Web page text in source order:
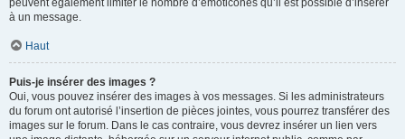
peuvent également limiter le nombre d’émoticônes qu’il est possible d’insérer
à un message.
Haut
Puis-je insérer des images ?
Oui, vous pouvez insérer des images à vos messages. Si les administrateurs
du forum ont autorisé l’insertion de pièces jointes, vous pourrez transférer des
images sur le forum. Dans le cas contraire, vous devrez insérer un lien vers